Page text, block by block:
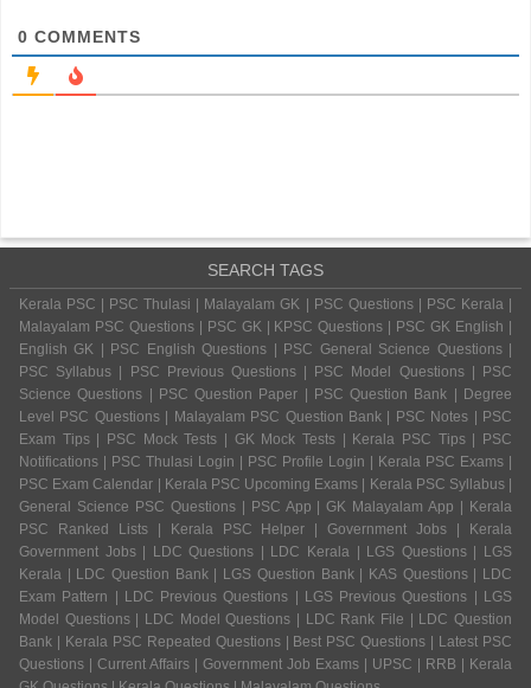
0 COMMENTS
SEARCH TAGS
Kerala PSC | PSC Thulasi | Malayalam GK | PSC Questions | PSC Kerala |
Malayalam PSC Questions | PSC GK | KPSC Questions | PSC GK English |
English GK | PSC English Questions | PSC General Science Questions |
PSC Syllabus | PSC Previous Questions | PSC Model Questions | PSC
Science Questions | PSC Question Paper | PSC Question Bank | Degree
Level PSC Questions | Malayalam PSC Question Bank | PSC Notes | PSC
Exam Tips | PSC Mock Tests | GK Mock Tests | Kerala PSC Tips | PSC
Notifications | PSC Thulasi Login | PSC Profile Login | Kerala PSC Exams |
PSC Exam Calendar | Kerala PSC Upcoming Exams | Kerala PSC Syllabus |
General Science PSC Questions | PSC App | GK Malayalam App | Kerala
PSC Ranked Lists | Kerala PSC Helper | Government Jobs | Kerala
Government Jobs | LDC Questions | LDC Kerala | LGS Questions | LGS
Kerala | LDC Question Bank | LGS Question Bank | KAS Questions | LDC
Exam Pattern | LDC Previous Questions | LGS Previous Questions | LGS
Model Questions | LDC Model Questions | LDC Rank File | LDC Question
Bank | Kerala PSC Repeated Questions | Best PSC Questions | Latest PSC
Questions | Current Affairs | Government Job Exams | UPSC | RRB | Kerala